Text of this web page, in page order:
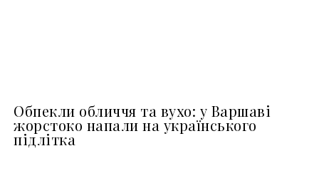
Обпекли обличчя та вухо: у Варшаві
жорстоко напали на українського
підлітка